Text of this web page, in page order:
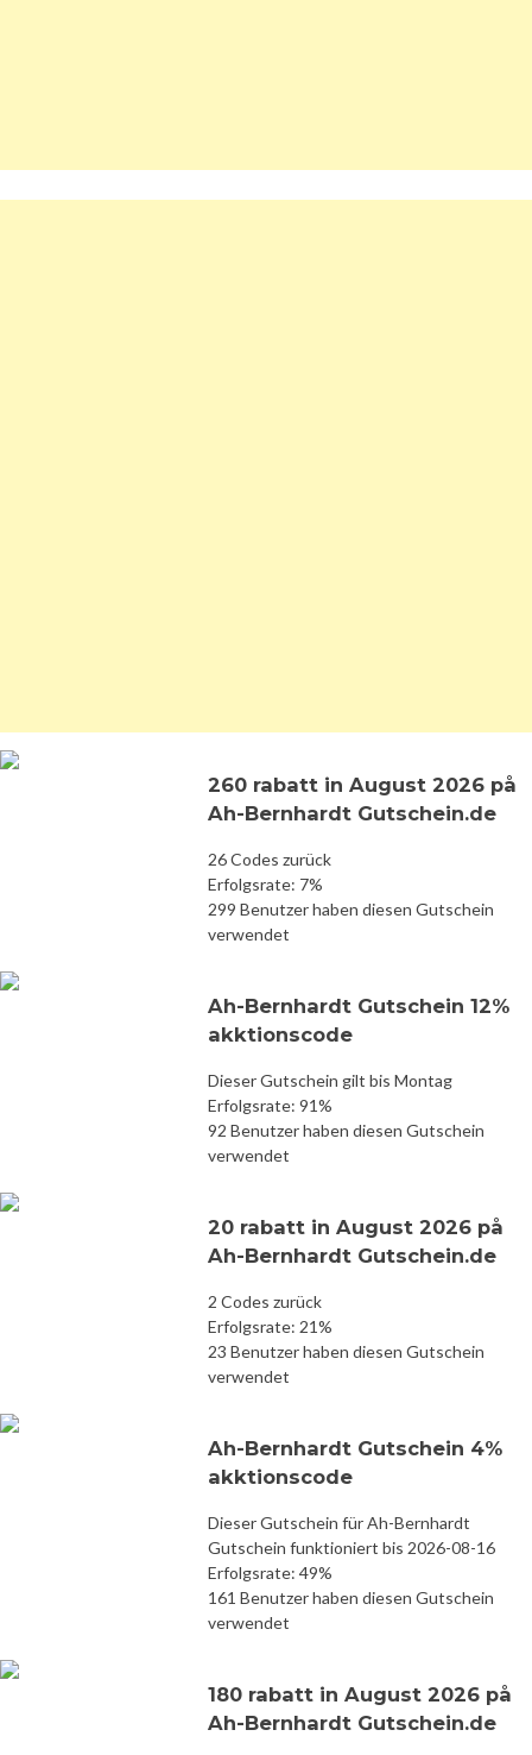
260 rabatt in August 2026 på
Ah-Bernhardt Gutschein.de
26 Codes zurück
Erfolgsrate: 7%
299 Benutzer haben diesen Gutschein
verwendet
Ah-Bernhardt Gutschein 12%
akktionscode
Dieser Gutschein gilt bis Montag
Erfolgsrate: 91%
92 Benutzer haben diesen Gutschein
verwendet
20 rabatt in August 2026 på
Ah-Bernhardt Gutschein.de
2 Codes zurück
Erfolgsrate: 21%
23 Benutzer haben diesen Gutschein
verwendet
Ah-Bernhardt Gutschein 4%
akktionscode
Dieser Gutschein für Ah-Bernhardt
Gutschein funktioniert bis 2026-08-16
Erfolgsrate: 49%
161 Benutzer haben diesen Gutschein
verwendet
180 rabatt in August 2026 på
Ah-Bernhardt Gutschein.de